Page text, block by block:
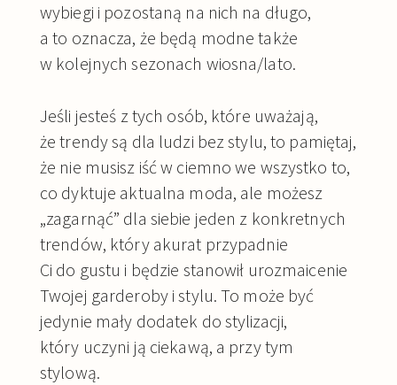
wybiegi i pozostaną na nich na długo,
a to oznacza, że będą modne także
w kolejnych sezonach wiosna/lato.
Jeśli jesteś z tych osób, które uważają,
że trendy są dla ludzi bez stylu, to pamiętaj,
że nie musisz iść w ciemno we wszystko to,
co dyktuje aktualna moda, ale możesz
„zagarnąć” dla siebie jeden z konkretnych
trendów, który akurat przypadnie
Ci do gustu i będzie stanowił urozmaicenie
Twojej garderoby i stylu. To może być
jedynie mały dodatek do stylizacji,
który uczyni ją ciekawą, a przy tym
stylową.